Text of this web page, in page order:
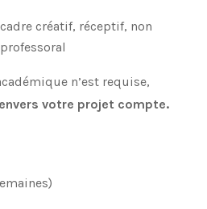
créatif, réceptif, non
n’est requise,
votre projet compte.